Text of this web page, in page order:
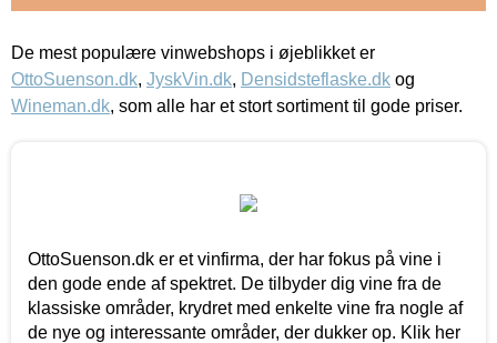
De mest populære vinwebshops i øjeblikket er
OttoSuenson.dk, JyskVin.dk, Densidsteflaske.dk og
Wineman.dk, som alle har et stort sortiment til gode priser.
OttoSuenson.dk er et vinfirma, der har fokus på vine i
den gode ende af spektret. De tilbyder dig vine fra de
klassiske områder, krydret med enkelte vine fra nogle af
de nye og interessante områder, der dukker op. Klik her